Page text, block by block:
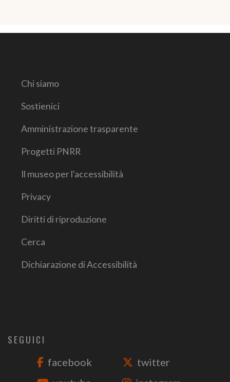
Chi siamo
Sostienici
Amministrazione trasparente
Progetti PNRR
Il museo per l'accessibilità
Privacy
Diritti di riproduzione
Cerca
Dichiarazione di Accessibilità
SEGUICI
facebook
twitter